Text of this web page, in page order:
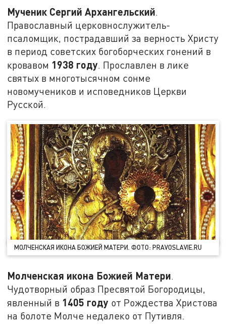
Мученик Сергий Архангельский.
Православный церковнослужитель-
псаломщик, пострадавший за верность Христу
в период советских богоборческих гонений в
кровавом 1938 году. Прославлен в лике
святых в многотысячном сонме
новомучеников и исповедников Церкви
Русской.
МОЛЧЕНСКАЯ ИКОНА БОЖИЕЙ МАТЕРИ. ФОТО: PRAVOSLAVIE.RU
Молченская икона Божией Матери.
Чудотворный образ Пресвятой Богородицы,
явленный в 1405 году от Рождества Христова
на болоте Молче недалеко от Путивля.